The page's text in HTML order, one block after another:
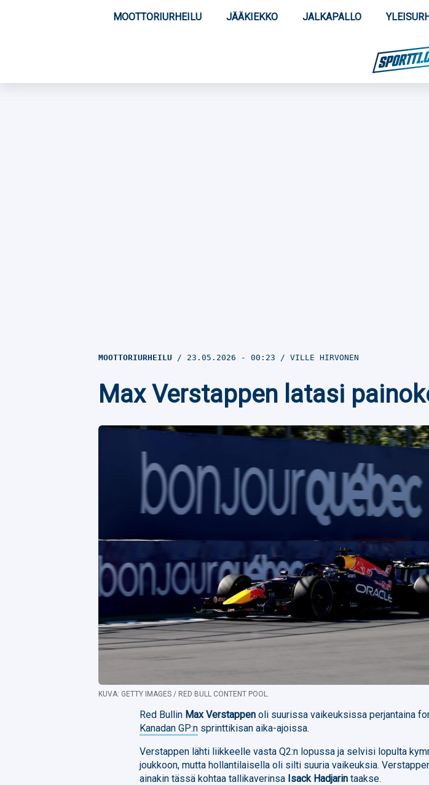
MOOTTORIURHEILU JÄÄKIEKKO JALKAPALLO
MOOTTORIURHEILU 23.05.2026 - 00:23 VILLE HIRVONEN
Max Verstappen latasi
KUVA: GETTY IMAGES / RED BULL CONTENT POOL.
Red Bullin Max Verstappen oli suurissa vaikeuksissa perjantaina
Kanadan GP:n sprinttikisan aika-ajoissa.
Verstappen lähti liikkeelle vasta Q2:n lopussa ja selvisi lopulta
joukkoon, mutta hollantilaisella oli silti suuria vaikeuksia.
ainakin tässä kohtaa tallikaverinsa Isack Hadjarin taakse.